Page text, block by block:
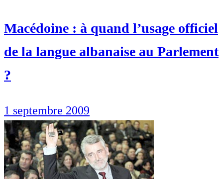
Macédoine : à quand l’usage officiel
de la langue albanaise au Parlement
?
1 septembre 2009